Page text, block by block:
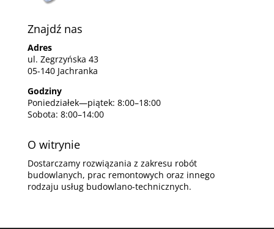
Znajdź nas
Adres
ul. Zegrzyńska 43
05-140 Jachranka
Godziny
Poniedziałek—piątek: 8:00–18:00
Sobota: 8:00–14:00
O witrynie
Dostarczamy rozwiązania z zakresu robót
budowlanych, prac remontowych oraz innego
rodzaju usług budowlano-technicznych.